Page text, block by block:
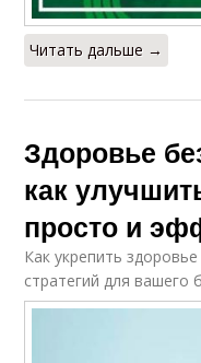
Читать дальше →
Здоровье
как
просто и
Как укрепить
стратегий для вашего